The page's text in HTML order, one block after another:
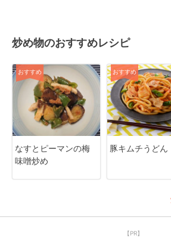
炒め物のおすすめレシピ
おすすめ
なすとピーマンの梅
味噌炒め
おすすめ
豚キムチうどん
【PR】